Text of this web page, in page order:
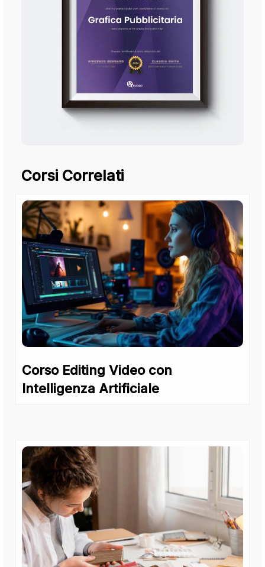
Corsi Correlati
Corso Editing Video con
Intelligenza Artificiale